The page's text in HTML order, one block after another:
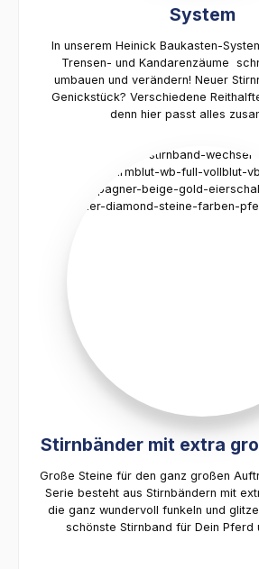
System
In unserem Heinick Baukasten-
Trensen- und Kandarenzäume
umbauen und verändern! Neuer
Genickstück? Verschiedene
denn hier passt alles
Stirnbänder mit extra
Große Steine für den ganz großen
Serie besteht aus Stirnbändern mit
die ganz wundervoll funkeln und
schönste Stirnband für Dein Pferd